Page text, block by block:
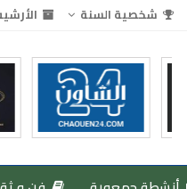
شخصية السنة